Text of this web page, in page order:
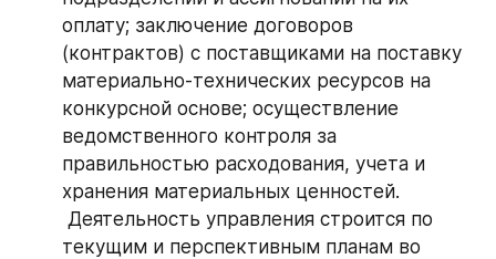
оплату; заключение договоров
(контрактов) с поставщиками на поставку
материально-технических ресурсов на
конкурсной основе; осуществление
ведомственного контроля за
правильностью расходования, учета и
хранения материальных ценностей.
текущим и перспективным планам во